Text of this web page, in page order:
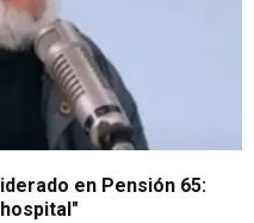
en Pensión 65: